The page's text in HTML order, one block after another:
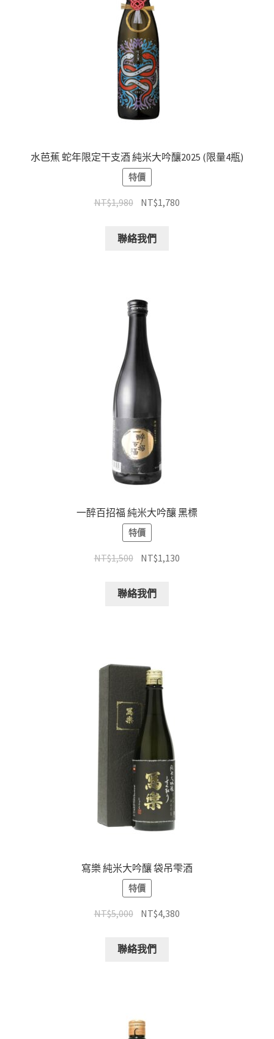
水芭蕉 蛇年限定干支酒 純米大吟釀2025 (限量4瓶)
特價
NT$1,980 NT$1,780
聯絡我們
一醉百招福 純米大吟釀 黑標
特價
NT$1,500 NT$1,130
聯絡我們
寫樂 純米大吟釀 袋吊雫酒
特價
NT$5,000 NT$4,380
聯絡我們